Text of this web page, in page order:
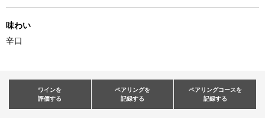
味わい
辛口
ワインを
評価する
ペアリングを
記録する
ペアリングコースを
記録する